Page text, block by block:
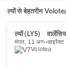
ल्यों से बेहतरीन
ल्यों (LYS)
मंगल, 11 अग॰ डाइरैक्ट
Volotea